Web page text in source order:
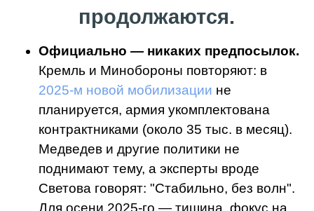
продолжаются.
Официально — никаких предпосылок.
Кремль и Минобороны повторяют: в
2025-м новой мобилизации не
планируется, армия укомплектована
контрактниками (около 35 тыс. в месяц).
Медведев и другие политики не
поднимают тему, а эксперты вроде
Светова говорят: "Стабильно, без волн".
Для осени 2025-го — тишина, фокус на